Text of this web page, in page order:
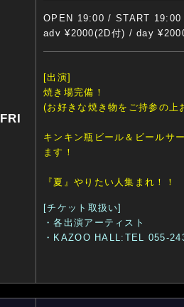
FRI
OPEN 19:00 / START 19:00
adv ¥2000(2D付) / day
[出演]
焼き場完備！
(お好きな焼き物をご持参の上
キンキン瓶ビール＆ビールサ
ます！
『夏』やりたい人集まれ！！
[チケット取扱い]
・各出演アーティスト
・KAZOO HALL:TEL 055-